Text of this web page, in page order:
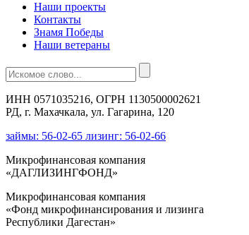
Наши проекты
Контакты
Знамя Победы
Наши ветераны
ИНН 0571035216, ОГРН 1130500002621
РД, г. Махачкала, ул. Гагарина, 120
займы: 56-02-65 лизинг: 56-02-66
Микрофинансовая компания
«ДАГЛИЗИНГФОНД»
Микрофинансовая компания
«Фонд микрофинансирования и лизинга
Республики Дагестан»